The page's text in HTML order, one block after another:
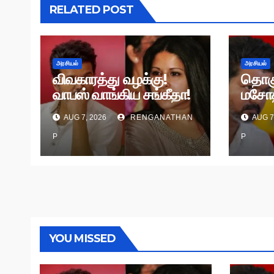
RELATED POST
அரசியல்
விவகாரத்து வழக்கு!
வாபஸ் வாங்கிய சங்கீதா!
வழக்கு முடித்து வைப்பு!
AUG 7, 2026 RENGANATHAN
P
அரசியல்
AUG
P
YOU MISSED